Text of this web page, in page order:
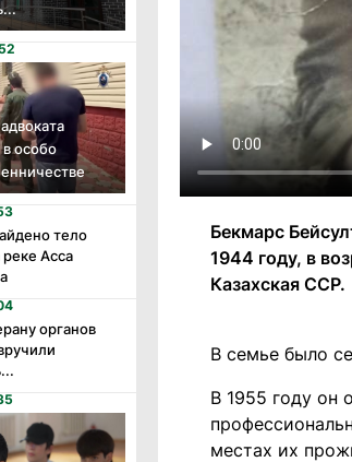
особо
тело
Асса
органов
Бекмарс
1944 году, в
Казахская ССР.
В семье было
В 1955 году он
местах их